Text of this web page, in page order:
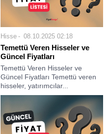
Hisse 08.10.2025 02:18
Temettü Veren Hisseler ve
Güncel Fiyatları
Temettü Veren Hisseler ve
Güncel Fiyatları Temettü veren
hisseler, yatırımcılar...